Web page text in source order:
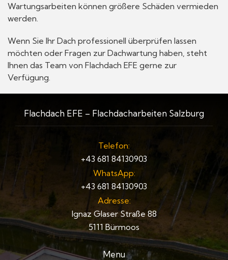
Wartungsarbeiten können größere Schäden vermieden
werden.
Wenn Sie Ihr Dach professionell überprüfen lassen
möchten oder Fragen zur Dachwartung haben, steht
Ihnen das Team von Flachdach EFE gerne zur
Verfügung.
Flachdach EFE – Flachdacharbeiten Salzburg
Telefon:
+43 681 84130903
WhatsApp:
+43 681 84130903
Adresse:
Ignaz Glaser Straße 88
5111 Bürmoos
Menu